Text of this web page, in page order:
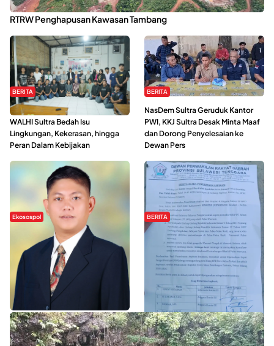
Kabaena Menanti Kepastian Pemulihan Lingkungan Usai Revisi
RTRW Penghapusan Kawasan Tambang
BERITA
Refleksi Gerakan Perempuan,
WALHI Sultra Bedah Isu
Lingkungan, Kekerasan, hingga
Peran Dalam Kebijakan
BERITA
NasDem Sultra Geruduk Kantor
PWI, KKJ Sultra Desak Minta Maaf
dan Dorong Penyelesaian ke
Dewan Pers
Ekosospol
Slogan Pemberdayaan Lokal
Dinilai Hanya Pemanis, Tokoh
Pemuda Wilalang Kritik Dominasi
Orang Luar
BERITA
Hipmawani Bersama DPRD Sultra
Sepakati RDP Perihal IUP
Pertambangan di Pulau Wawonii
WISATA SULTRA >>